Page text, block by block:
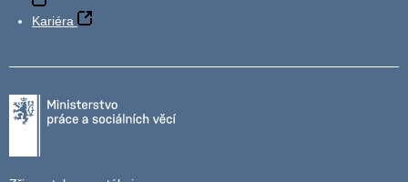
Kariéra